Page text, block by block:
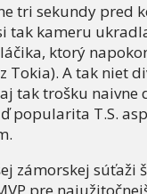
tri sekundy pred
tak kameru
ktorý
Tokia). A tak niet
tak trošku naivne
popularita T.S.
zámorskej